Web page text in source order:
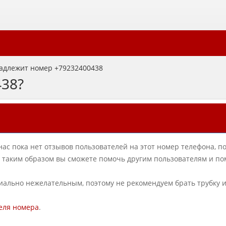
номер +79232400438
пока нет отзывов пользователей на этот номер телефона,
образом вы сможете помочь другим пользователям и
нежелательным, поэтому не рекомендуем брать трубку
номера.